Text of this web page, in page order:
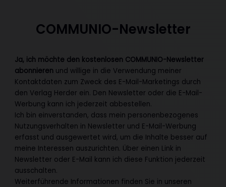
COMMUNIO-Newsletter
Ja, ich möchte den kostenlosen COMMUNIO-Newsletter
abonnieren und willige in die Verwendung meiner
Kontaktdaten zum Zweck des E-Mail-Marketings durch
den Verlag Herder ein. Den Newsletter oder die E-Mail-
Werbung kann ich jederzeit abbestellen.
Ich bin einverstanden, dass mein personenbezogenes
Nutzungsverhalten in Newsletter und E-Mail-Werbung
erfasst und ausgewertet wird, um die Inhalte besser auf
meine Interessen auszurichten. Über einen Link in
Newsletter oder E-Mail kann ich diese Funktion jederzeit
ausschalten.
Weiterführende Informationen finden Sie in unseren